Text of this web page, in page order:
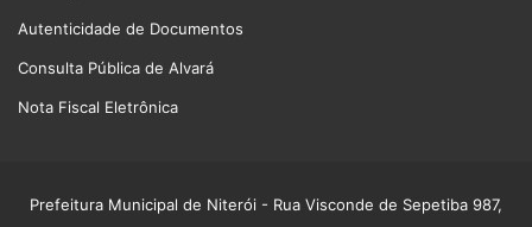
Autenticidade de Documentos
Consulta Pública de Alvará
Nota Fiscal Eletrônica
Prefeitura Municipal de Niterói - Rua Visconde de Sepetiba 987,